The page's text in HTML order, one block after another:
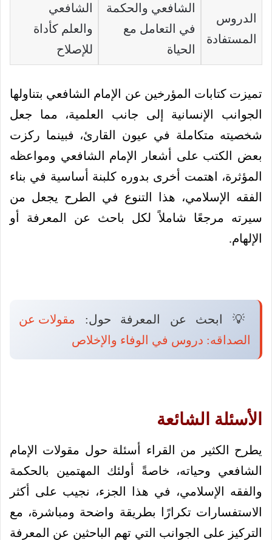
الدروس
المستفادة
الشافعي والحكمة
في التعامل مع
الحياة
الشافعي
والعلم كأداة
للإصلاح
تميزت كتابات المؤرخين عن الإمام الشافعي بتناولها
الجوانب الإنسانية إلى جانب العلمية، مما جعل
شخصيته متكاملة في عيون القارئ، فبينما ركزت
بعض الكتب على أشعار الإمام الشافعي ومواعظه
المؤثرة، اهتمت أخرى بدوره كلبنة أساسية في بناء
الفقه الإسلامي، هذا التنوع في الطرح يجعل من
سيرته مرجعًا شاملاً لكل باحث عن المعرفة أو
الإلهام.
💡 ابحث عن المعرفة حول: مقولات عن
الصداقه: دروس في الوفاء والإخلاص
الأسئلة الشائعة
يطرح الكثير من القراء أسئلة حول مقولات الإمام
الشافعي وحياته، خاصةً أولئك المهتمين بالحكمة
والفقه الإسلامي، في هذا الجزء، نجيب على أكثر
الاستفسارات تكرارًا بطريقة واضحة ومباشرة، مع
التركيز على الجوانب التي تهم الباحثين عن المعرفة